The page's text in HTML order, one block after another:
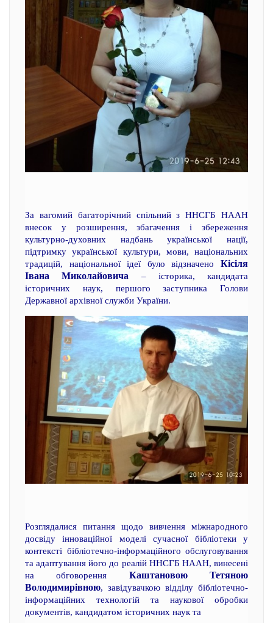
За вагомий багаторічний спільний з ННСГБ НААН
внесок у розширення, збагачення і збереження
культурно-духовних надбань української нації,
підтримку української культури, мови, національних
традицій, національної ідеї було відзначено Кісіля
Івана Миколайовича – історика, кандидата
історичних наук, першого заступника Голови
Державної архівної служби України.
Розглядалися питання щодо вивчення міжнародного
досвіду інноваційної моделі сучасної бібліотеки у
контексті бібліотечно-інформаційного обслуговування
та адаптування його до реалій ННСГБ НААН, винесені
на обговорення Каштановою Тетяною
Володимирівною, завідувачкою відділу бібліотечно-
інформаційних технологій та наукової обробки
документів, кандидатом історичних наук та